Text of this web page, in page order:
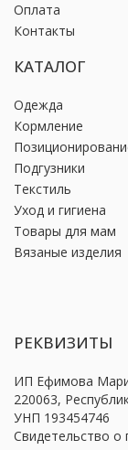
Оплата
Контакты
КАТАЛОГ
Одежда
Кормление
Подгузники
Текстиль
Уход и гигиена
Товары для мам
Вязаные изделия
РЕКВИЗИТЫ
ИП Ефимова
220063,
УНП 193454746
Свидетельство о